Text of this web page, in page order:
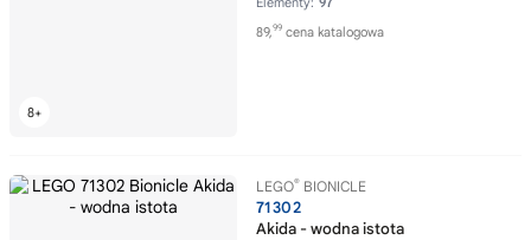
89,99 cena katalogowa
LEGO® BIONICLE
71302
Akida - wodna istota